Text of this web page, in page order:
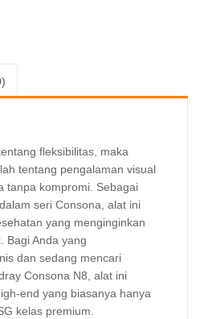
fleksibilitas, maka
tentang pengalaman visual
tanpa kompromi. Sebagai
seri Consona, alat ini
yang menginginkan
Bagi Anda yang
dan sedang mencari
Consona N8, alat ini
end yang biasanya hanya
kelas premium.